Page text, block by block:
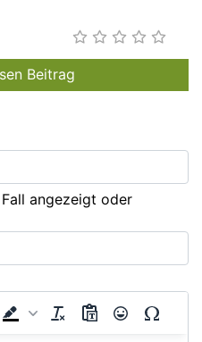
Beitrag
angezeigt oder